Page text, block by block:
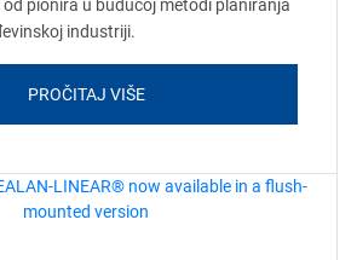
od pionira u budućoj metodi planiranja
industriji.
PROČITAJ VIŠE